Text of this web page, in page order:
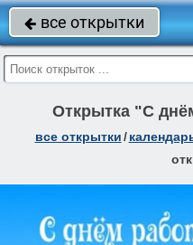
 все открытки
Открытка "С
все открытки/